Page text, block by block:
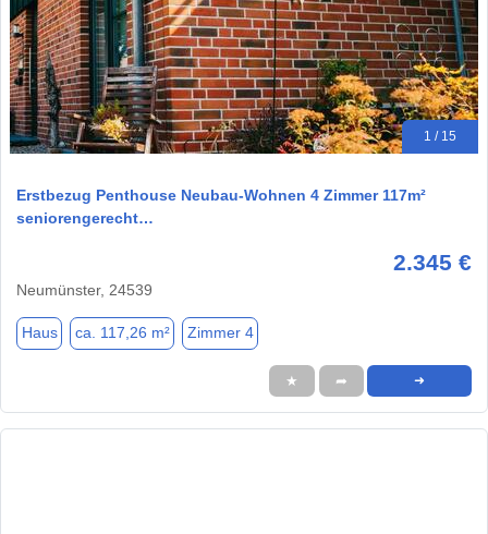
1 / 15
Erstbezug Penthouse Neubau-Wohnen 4 Zimmer 117m²
seniorengerecht…
2.345 €
Neumünster, 24539
Haus ca. 117,26 m² Zimmer 4
★ ➦ ➜